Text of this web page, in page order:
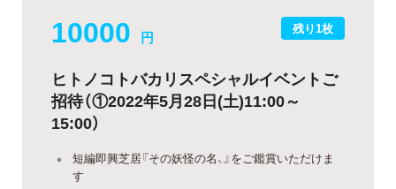
残り1枚
10000 円
ヒトノコトバカリスペシャルイベントご
招待（①2022年5月28日(土)11:00～
15:00）
短編即興芝居『その妖怪の名、』をご鑑賞いただけま
す